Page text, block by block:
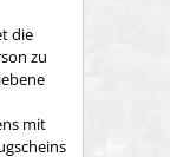
die
zu
mit